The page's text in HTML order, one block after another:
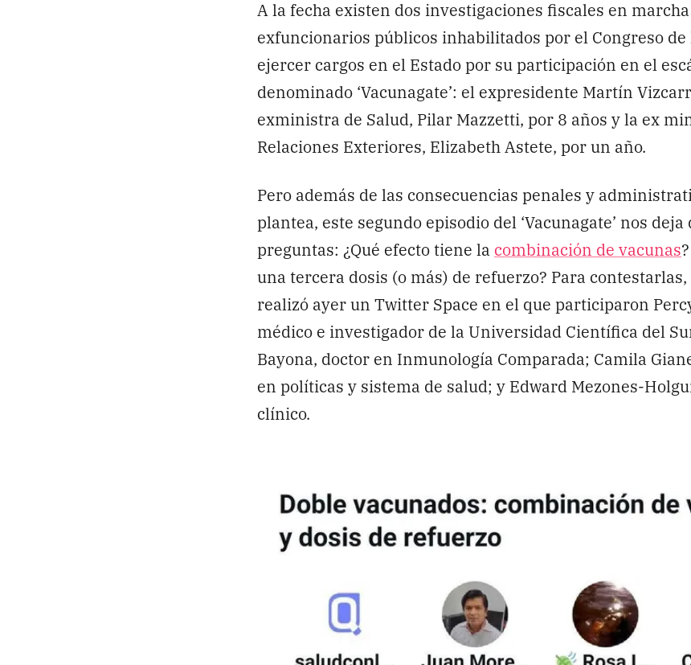
A la fecha existen dos investigaciones fiscales en
exfuncionarios públicos inhabilitados por el Congreso de
ejercer cargos en el Estado por su participación en el
denominado ‘Vacunagate’: el expresidente Martín
exministra de Salud, Pilar Mazzetti, por 8 años y la ex
Relaciones Exteriores, Elizabeth Astete, por un año.
Pero además de las consecuencias penales y
plantea, este segundo episodio del ‘Vacunagate’ nos
preguntas: ¿Qué efecto tiene la combinación de vacunas
una tercera dosis (o más) de refuerzo? Para
realizó ayer un Twitter Space en el que participaron
médico e investigador de la Universidad Científica del
Bayona, doctor en Inmunología Comparada; Camila
en políticas y sistema de salud; y Edward Mezones-
clínico.